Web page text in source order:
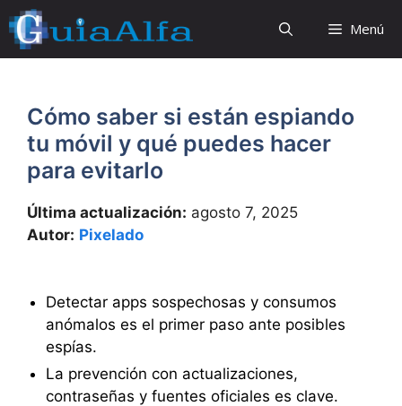
Saltar
al
contenido
Menú
Cómo saber si están espiando
tu móvil y qué puedes hacer
para evitarlo
Última actualización: agosto 7, 2025
Autor: Pixelado
Detectar apps sospechosas y consumos
anómalos es el primer paso ante posibles
espías.
La prevención con actualizaciones,
contraseñas y fuentes oficiales es clave.